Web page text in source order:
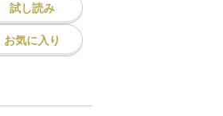
試し読み
お気に入り